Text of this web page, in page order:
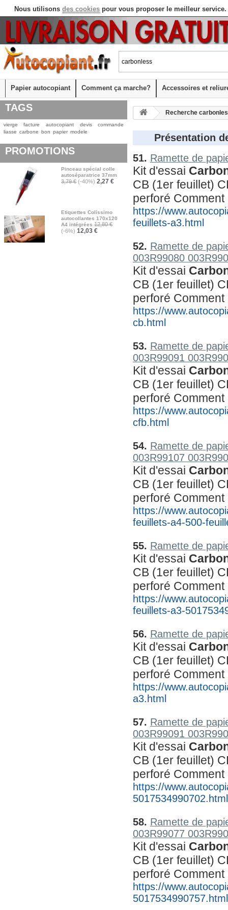
Nous utilisonsdes cookies pour vous proposer le meilleur service.
Papier autocopiant Comment ça marche? Accessoires et
TAGS
vierge facture autocopiant devis
commande
liasse carbone bon papier modele
PROMOTIONS
Pinceau spécial colle
autoséparatrice 37mm
3,79 € (-40%) 2,27 €
Etiquettes Colissimo
autocollantes 170x120
A4 intégrées 12,80 €
(-6%) 12,03 €
Recherche
Présentation
51. Ramette de
Kit d'essai
CB (1er feuillet)
perforé Comment
https://
feuillets-a3.html
52. Ramette de
003R99080
Kit d'essai
CB (1er feuillet)
perforé Comment
https://
cb.html
53. Ramette de
003R99091
Kit d'essai
CB (1er feuillet)
perforé Comment
https://
cfb.html
54. Ramette de
003R99107
Kit d'essai
CB (1er feuillet)
perforé Comment
https://
feuillets-a4-500-
55. Ramette de
Kit d'essai
CB (1er feuillet)
perforé Comment
https://
feuillets-a3-
56. Ramette de
Kit d'essai
CB (1er feuillet)
perforé Comment
https://
a3.html
57. Ramette de
003R99091
Kit d'essai
CB (1er feuillet)
perforé Comment
https://
5017534990702.html
58. Ramette de
003R99077
Kit d'essai
CB (1er feuillet)
perforé Comment
https://
5017534990757.html